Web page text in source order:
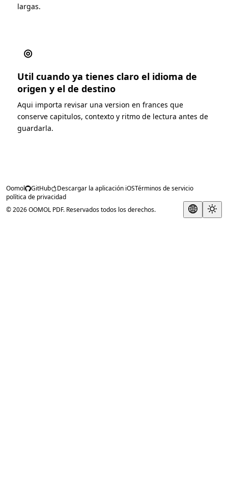
largas.
◎
Util cuando ya tienes claro el idioma de
origen y el de destino
Aqui importa revisar una version en frances que
conserve capitulos, contexto y ritmo de lectura antes de
guardarla.
Oomol GitHub Descargar la aplicación iOSTérminos de servicio
política de privacidad
© 2026 OOMOL PDF. Reservados todos los derechos.